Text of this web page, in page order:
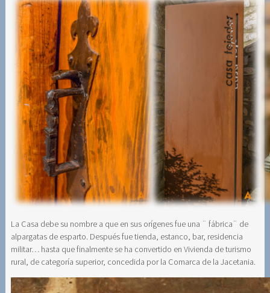
La Casa debe su nombre a que en sus orígenes fue una ¨ fábrica¨ de
alpargatas de esparto. Después fue tienda, estanco, bar, residencia
militar… hasta que finalmente se ha convertido en Vivienda de turismo
rural, de categoría superior, concedida por la Comarca de la Jacetania.